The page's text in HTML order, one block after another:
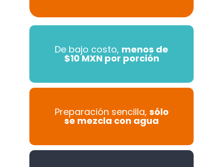
De bajo costo, menos de
$10 MXN por porción
Preparación sencilla, sólo
se mezcla con agua